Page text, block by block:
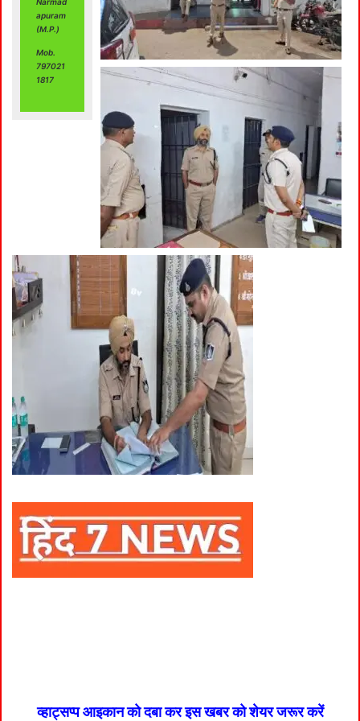
apuram
(M.P.)
Mob.
797021
1817
व्हाट्सप्प आइकान को दबा कर इस खबर को शेयर जरूर करें